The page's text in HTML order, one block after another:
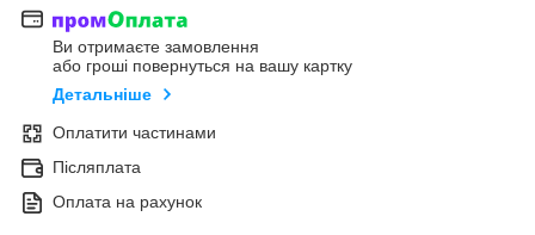
Ви отримаєте замовлення
або гроші повернуться на вашу картку
Детальніше
Оплатити частинами
Післяплата
Оплата на рахунок